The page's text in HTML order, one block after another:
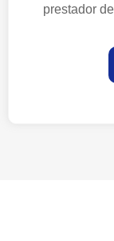
prestador